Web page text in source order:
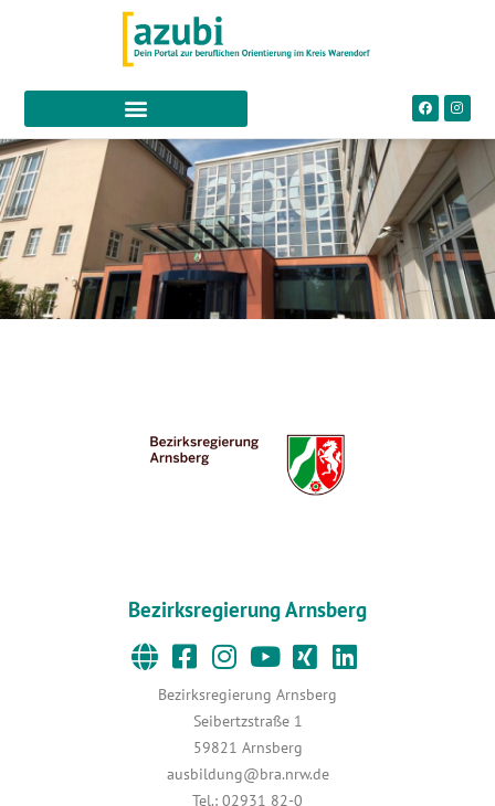
Bezirksregierung Arnsberg
Bezirksregierung Arnsberg
Seibertzstraße 1
59821 Arnsberg
ausbildung@bra.nrw.de
Tel.: 02931 82-0